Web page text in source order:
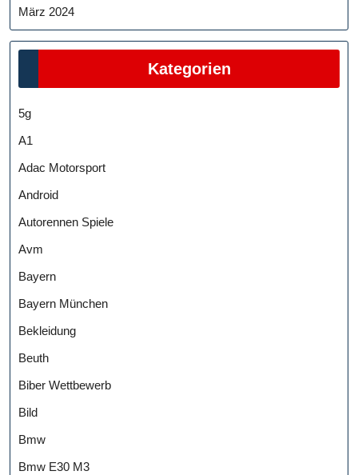
März 2024
Kategorien
5g
A1
Adac Motorsport
Android
Autorennen Spiele
Avm
Bayern
Bayern München
Bekleidung
Beuth
Biber Wettbewerb
Bild
Bmw
Bmw E30 M3